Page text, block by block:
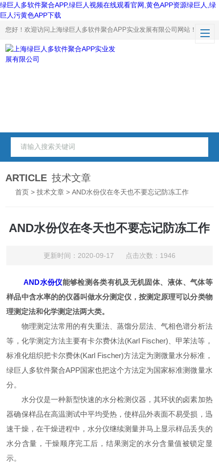
绿巨人多软件聚合APP,绿巨人视频在线观看官网,黄色APP资源绿巨人,绿
巨人污黄色APP下载
您好！欢迎访问上海绿巨人多软件聚合APP实业发展有限公司网站！
ARTICLE 技术文章
首页 >技术文章 > AND水份仪在冬天也不要忘记防冻工作
AND水份仪在冬天也不要忘记防冻工作
更新时间：2020-09-17 点击次数：1946
AND水份仪能够检测各类有机及无机固体、液体、气体等
样品中含水率的的仪器叫做水分测定仪，按测定原理可以分类物
理测定法和化学测定法两大类。
物理测定法常用的有失重法、蒸馏分层法、气相色谱分析法
等，化学测定方法主要有卡尔费休法(Karl Fischer)、甲苯法等，
标准化组织把卡尔费休(Karl Fischer)方法定为测微量水分标准，
绿巨人多软件聚合APP国家也把这个方法定为国家标准测微量水
分。
水分仪是一种新型快速的水分检测仪器，其环状的卤素加热
器确保样品在高温测试中平均受热，使样品外表面不易受损，迅
速干燥，在干燥进程中，水分仪继续测量并马上显示样品丢失的
水分含量，干燥顺序完工后，结果测定的水分含量值被锁定显
示。